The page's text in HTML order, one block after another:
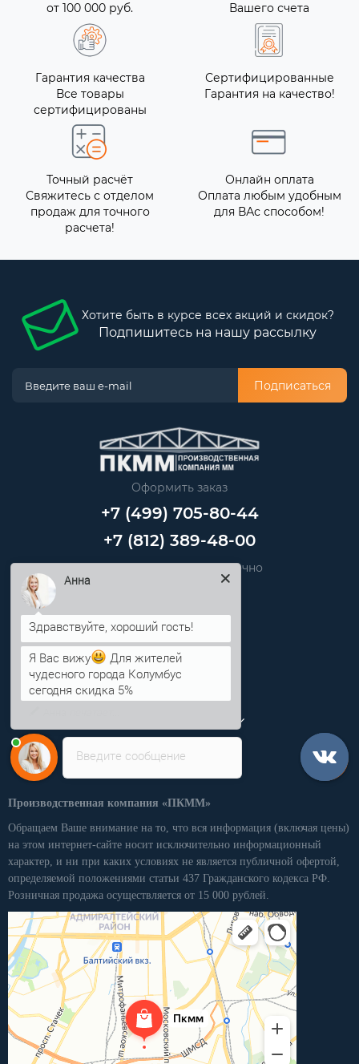
от 100 000 руб.
Вашего счета
Гарантия качества
Все товары
сертифицированы
Сертифицированные
Гарантия на качество!
Точный расчёт
Свяжитесь с отделом
продаж для точного
расчета!
Онлайн оплата
Оплата любым удобным
для ВАс способом!
Хотите быть в курсе всех акций и скидок?
Подпишитесь на нашу рассылку
Подписаться
Оформить заказ
+7 (499) 705-80-44
+7 (812) 389-48-00
Звоните нам круглосуточно
Информация
Категории
Производственная компания «ПКММ»
Обращаем Ваше внимание на то, что вся информация (включая цены)
на этом интернет-сайте носит исключительно информационный
характер, и ни при каких условиях не является публичной офертой,
определяемой положениями статьи 437 Гражданского кодекса РФ.
Розничная продажа осуществляется от 15 000 рублей.
Введите сообщение
Здравствуйте, хороший гость!
Я Вас вижу
Для жителей
чудесного города Колумбус
сегодня скидка 5%